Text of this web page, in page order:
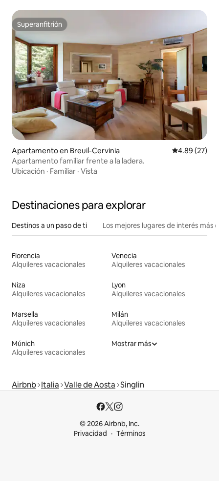
Superanfitrión
Superanfitrión
Apartamento en Breuil-Cervinia Calificación
4.89 (27)
Apartamento familiar frente a la ladera.
Ubicación · Familiar · Vista
Destinaciones para explorar
Destinos a un paso de ti Los mejores lugares de interés más
Florencia
Alquileres vacacionales
Venecia
Alquileres vacacionales
Niza
Alquileres vacacionales
Lyon
Alquileres vacacionales
Marsella
Alquileres vacacionales
Milán
Alquileres vacacionales
Múnich
Alquileres vacacionales
Mostrar más
Airbnb Italia Valle de Aosta Singlin
© 2026 Airbnb, Inc.
Privacidad
Términos